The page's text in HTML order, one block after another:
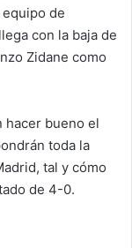
de
con la baja de
Zidane como
hacer bueno el
toda la
tal y cómo
de 4-0.